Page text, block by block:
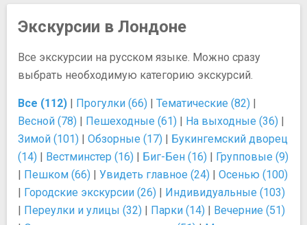
Экскурсии в Лондоне
Все экскурсии на русском языке. Можно сразу
выбрать необходимую категорию экскурсий.
Все (112) | Прогулки (66) | Тематические (82) |
Весной (78) | Пешеходные (61) | На выходные (36) |
Зимой (101) | Обзорные (17) | Букингемский дворец
(14) | Вестминстер (16) | Биг-Бен (16) | Групповые (9)
| Пешком (66) | Увидеть главное (24) | Осенью (100)
| Городские экскурсии (26) | Индивидуальные (103)
| Переулки и улицы (32) | Парки (14) | Вечерние (51)